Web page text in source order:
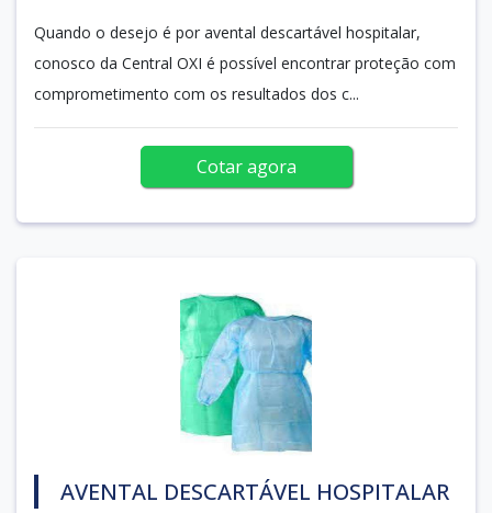
Quando o desejo é por avental descartável hospitalar,
conosco da Central OXI é possível encontrar proteção com
comprometimento com os resultados dos c...
Cotar agora
AVENTAL DESCARTÁVEL HOSPITALAR